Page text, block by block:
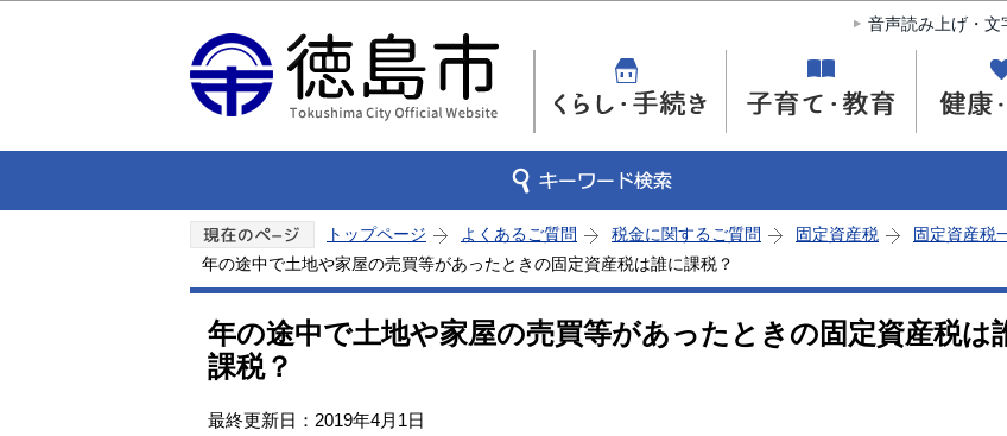
このページの本文へ移動
音声読み上げ・文
トップページ よくあるご質問 税金に関するご質問 固定資産税
固定資産税
年の途中で土地や家屋の売買等があったときの固定資産税は誰に課税？
年の途中で土地や家屋の売買等があったときの固定資産税は
課税？
最終更新日：2019年4月1日